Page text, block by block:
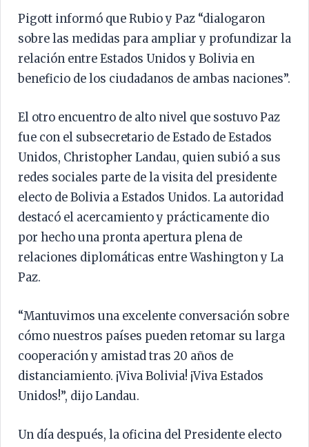
Pigott informó que Rubio y Paz “dialogaron
sobre las medidas para ampliar y profundizar la
relación entre Estados Unidos y Bolivia en
beneficio de los ciudadanos de ambas naciones”.
El otro encuentro de alto nivel que sostuvo Paz
fue con el subsecretario de Estado de Estados
Unidos, Christopher Landau, quien subió a sus
redes sociales parte de la visita del presidente
electo de Bolivia a Estados Unidos. La autoridad
destacó el acercamiento y prácticamente dio
por hecho una pronta apertura plena de
relaciones diplomáticas entre Washington y La
Paz.
“Mantuvimos una excelente conversación sobre
cómo nuestros países pueden retomar su larga
cooperación y amistad tras 20 años de
distanciamiento. ¡Viva Bolivia! ¡Viva Estados
Unidos!”, dijo Landau.
Un día después, la oficina del Presidente electo